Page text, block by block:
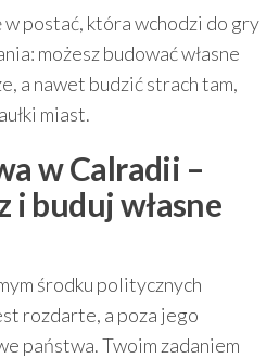
w postać, która wchodzi do gry
możesz budować własne
a nawet budzić strach tam,
miast.
w Calradii –
i buduj własne
środku politycznych
rozdarte, a poza jego
państwa. Twoim zadaniem